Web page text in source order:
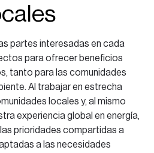
partes interesadas en cada
para ofrecer beneficios
tanto para las comunidades
Al trabajar en estrecha
locales y, al mismo
experiencia global en energía,
prioridades compartidas a
a las necesidades